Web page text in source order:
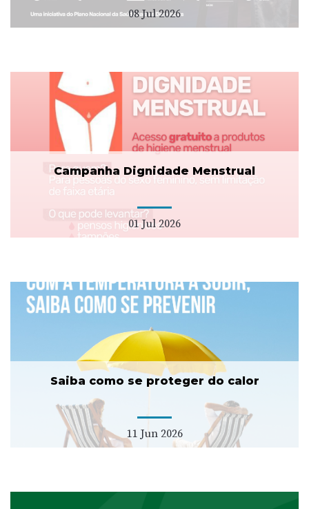
08 Jul 2026
Campanha Dignidade Menstrual
01 Jul 2026
Saiba como se proteger do calor
11 Jun 2026